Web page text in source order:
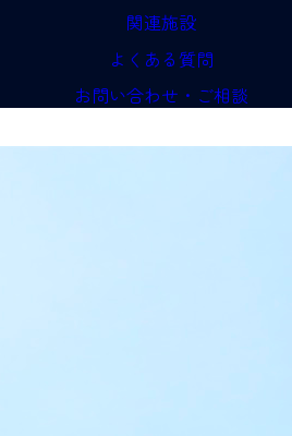
関連施設
よくある質問
お問い合わせ・ご相談